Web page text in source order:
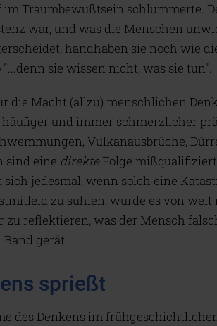
Traumbewußtsein schlummerte.
war, und was die Menschen
handhaben sie noch wie
sie wissen nicht, was sie tun".
die Macht (allzu) menschlichen
und immer schmerzlicher
Vulkanausbrüche,
sind eine direkteFolge
jedesmal, wenn solch eine
zu suhlen, würde es von weit
zu reflektieren, was der Mensch
gerät.
sprießt
des Denkens im